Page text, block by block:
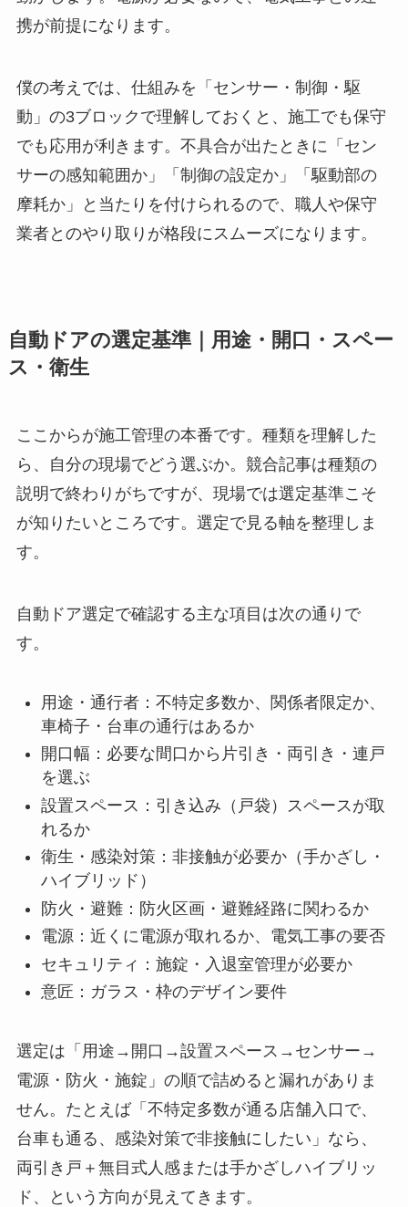
携が前提になります。
僕の考えでは、仕組みを「センサー・制御・駆
動」の3ブロックで理解しておくと、施工でも保守
でも応用が利きます。不具合が出たときに「セン
サーの感知範囲か」「制御の設定か」「駆動部の
摩耗か」と当たりを付けられるので、職人や保守
業者とのやり取りが格段にスムーズになります。
自動ドアの選定基準｜用途・開口・スペー
ス・衛生
ここからが施工管理の本番です。種類を理解した
ら、自分の現場でどう選ぶか。競合記事は種類の
説明で終わりがちですが、現場では選定基準こそ
が知りたいところです。選定で見る軸を整理しま
す。
自動ドア選定で確認する主な項目は次の通りで
す。
用途・通行者：不特定多数か、関係者限定か、
車椅子・台車の通行はあるか
開口幅：必要な間口から片引き・両引き・連戸
を選ぶ
設置スペース：引き込み（戸袋）スペースが取
れるか
衛生・感染対策：非接触が必要か（手かざし・
ハイブリッド）
防火・避難：防火区画・避難経路に関わるか
電源：近くに電源が取れるか、電気工事の要否
セキュリティ：施錠・入退室管理が必要か
意匠：ガラス・枠のデザイン要件
選定は「用途→開口→設置スペース→センサー→
電源・防火・施錠」の順で詰めると漏れがありま
せん。たとえば「不特定多数が通る店舗入口で、
台車も通る、感染対策で非接触にしたい」なら、
両引き戸＋無目式人感または手かざしハイブリッ
ド、という方向が見えてきます。